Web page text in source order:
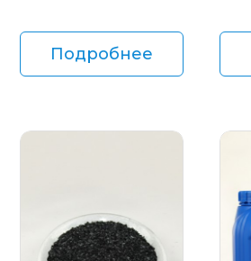
Подробнее